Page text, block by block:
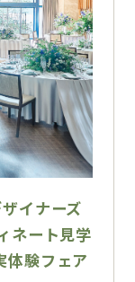
イナーズ
ネート見学
体験フェア